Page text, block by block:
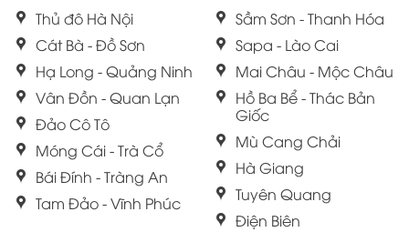
Thủ đô Hà Nội
Cát Bà - Đồ Sơn
Hạ Long - Quảng Ninh
Vân Đồn - Quan Lạn
Đảo Cô Tô
Móng Cái - Trà Cổ
Bái Đính - Tràng An
Tam Đảo - Vĩnh Phúc
Sầm Sơn - Thanh Hóa
Sapa - Lào Cai
Mai Châu - Mộc Châu
Hồ Ba Bể - Thác Bản
Giốc
Mù Cang Chải
Hà Giang
Tuyên Quang
Điện Biên